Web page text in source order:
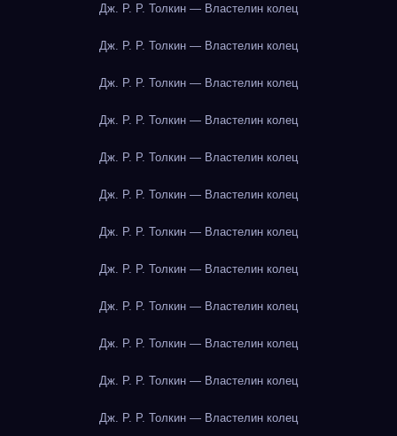
Дж. Р. Р. Толкин — Властелин колец
Дж. Р. Р. Толкин — Властелин колец
Дж. Р. Р. Толкин — Властелин колец
Дж. Р. Р. Толкин — Властелин колец
Дж. Р. Р. Толкин — Властелин колец
Дж. Р. Р. Толкин — Властелин колец
Дж. Р. Р. Толкин — Властелин колец
Дж. Р. Р. Толкин — Властелин колец
Дж. Р. Р. Толкин — Властелин колец
Дж. Р. Р. Толкин — Властелин колец
Дж. Р. Р. Толкин — Властелин колец
Дж. Р. Р. Толкин — Властелин колец